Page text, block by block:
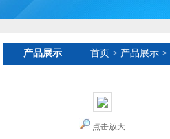
产品展示 首页 > 产品展示>
点击放大